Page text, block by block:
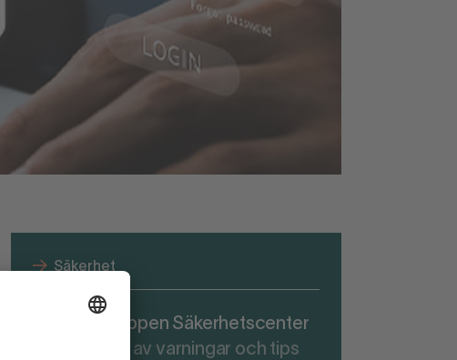
Säkerhet
Ladda ner appen Säkerhetscenter
för att ta del av varningar och tips